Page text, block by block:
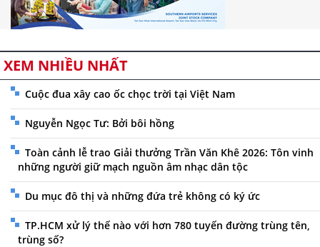
XEM NHIỀU NHẤT
Cuộc đua xây cao ốc chọc trời tại Việt Nam
Nguyễn Ngọc Tư: Bởi bôi hồng
Toàn cảnh lễ trao Giải thưởng Trần Văn Khê 2026: Tôn vinh
những người giữ mạch nguồn âm nhạc dân tộc
Du mục đô thị và những đứa trẻ không có ký ức
TP.HCM xử lý thế nào với hơn 780 tuyến đường trùng tên,
trùng số?